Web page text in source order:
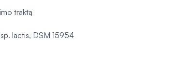
traktą
lactis, DSM 15954